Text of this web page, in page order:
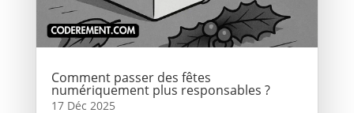
Comment passer des fêtes
numériquement plus responsables ?
17 Déc 2025